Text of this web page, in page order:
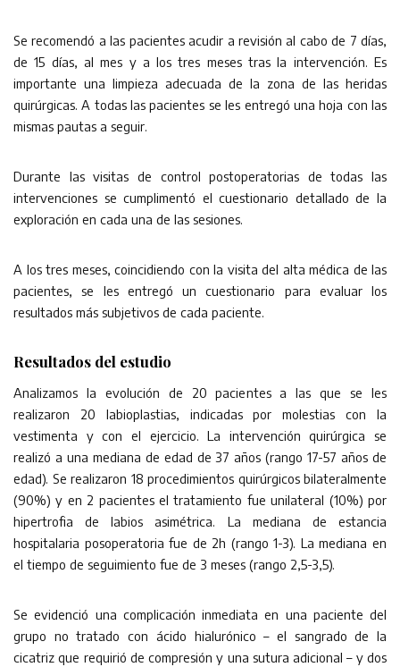
Se recomendó a las pacientes acudir a revisión al cabo de 7 días,
de 15 días, al mes y a los tres meses tras la intervención. Es
importante una limpieza adecuada de la zona de las heridas
quirúrgicas. A todas las pacientes se les entregó una hoja con las
mismas pautas a seguir.
Durante las visitas de control postoperatorias de todas las
intervenciones se cumplimentó el cuestionario detallado de la
exploración en cada una de las sesiones.
A los tres meses, coincidiendo con la visita del alta médica de las
pacientes, se les entregó un cuestionario para evaluar los
resultados más subjetivos de cada paciente.
Resultados del estudio
Analizamos la evolución de 20 pacientes a las que se les
realizaron 20 labioplastias, indicadas por molestias con la
vestimenta y con el ejercicio. La intervención quirúrgica se
realizó a una mediana de edad de 37 años (rango 17-57 años de
edad). Se realizaron 18 procedimientos quirúrgicos bilateralmente
(90%) y en 2 pacientes el tratamiento fue unilateral (10%) por
hipertrofia de labios asimétrica. La mediana de estancia
hospitalaria posoperatoria fue de 2h (rango 1-3). La mediana en
el tiempo de seguimiento fue de 3 meses (rango 2,5-3,5).
Se evidenció una complicación inmediata en una paciente del
grupo no tratado con ácido hialurónico – el sangrado de la
cicatriz que requirió de compresión y una sutura adicional – y dos